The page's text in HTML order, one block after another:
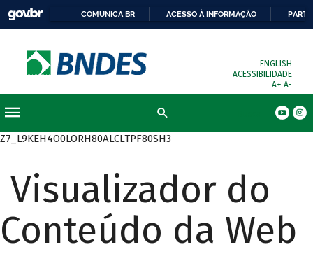
COMUNICA BR ACESSO À INFORMAÇÃO
ENGLISH
ACESSIBILIDADE
A+ A-
Z7_L9KEH4O0LORH80ALCLTPF80SH3
Visualizador do
Conteúdo da Web